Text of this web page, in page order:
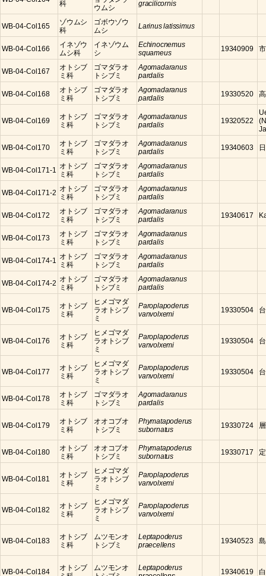
科
ウムシ
gracilicornis
WB-04-Col165
ゾウムシ
科
ゴボウゾウ
ムシ
Larinus latissimus
WB-04-Col166
イネゾウ
ムシ科
イネゾウム
シ
Echinocnemus
squameus
19340909
WB-04-Col167
オトシブ
ミ科
ゴマダラオ
トシブミ
Agomadaranus
pardalis
WB-04-Col168
オトシブ
ミ科
ゴマダラオ
トシブミ
Agomadaranus
pardalis
19330520
WB-04-Col169
オトシブ
ミ科
ゴマダラオ
トシブミ
Agomadaranus
pardalis
19320522
WB-04-Col170
オトシブ
ミ科
ゴマダラオ
トシブミ
Agomadaranus
pardalis
19340603
WB-04-Col171-1
オトシブ
ミ科
ゴマダラオ
トシブミ
Agomadaranus
pardalis
WB-04-Col171-2
オトシブ
ミ科
ゴマダラオ
トシブミ
Agomadaranus
pardalis
WB-04-Col172
オトシブ
ミ科
ゴマダラオ
トシブミ
Agomadaranus
pardalis
19340617
WB-04-Col173
オトシブ
ミ科
ゴマダラオ
トシブミ
Agomadaranus
pardalis
WB-04-Col174-1
オトシブ
ミ科
ゴマダラオ
トシブミ
Agomadaranus
pardalis
WB-04-Col174-2
オトシブ
ミ科
ゴマダラオ
トシブミ
Agomadaranus
pardalis
WB-04-Col175
オトシブ
ミ科
ヒメゴマダ
ラオトシブ
ミ
Paroplapoderus
vanvolxemi
19330504
WB-04-Col176
オトシブ
ミ科
ヒメゴマダ
ラオトシブ
ミ
Paroplapoderus
vanvolxemi
19330504
WB-04-Col177
オトシブ
ミ科
ヒメゴマダ
ラオトシブ
ミ
Paroplapoderus
vanvolxemi
19330504
WB-04-Col178
オトシブ
ミ科
ゴマダラオ
トシブミ
Agomadaranus
pardalis
WB-04-Col179
オトシブ
ミ科
オオコブオ
トシブミ
Phymatapoderus
subornatus
19330724
WB-04-Col180
オトシブ
ミ科
オオコブオ
トシブミ
Phymatapoderus
subornatus
19330717
WB-04-Col181
オトシブ
ミ科
ヒメゴマダ
ラオトシブ
ミ
Paroplapoderus
vanvolxemi
WB-04-Col182
オトシブ
ミ科
ヒメゴマダ
ラオトシブ
ミ
Paroplapoderus
vanvolxemi
WB-04-Col183
オトシブ
ミ科
ムツモンオ
トシブミ
Leptapoderus
praecellens
19340523
WB-04-Col184
オトシブ
ムツモンオ
Leptapoderus
19340619